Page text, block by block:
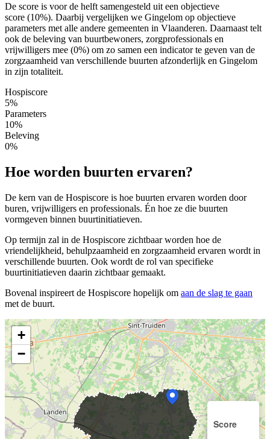
De score is voor de helft samengesteld uit een objectieve
score (10%). Daarbij vergelijken we Gingelom op objectieve
parameters met alle andere gemeenten in Vlaanderen. Daarnaast telt
ook de beleving van buurtbewoners, zorgprofessionals en
vrijwilligers mee (0%) om zo samen een indicator te geven van de
zorgzaamheid van verschillende buurten afzonderlijk en Gingelom
in zijn totaliteit.
Hospiscore
5%
Parameters
10%
Beleving
0%
Hoe worden buurten ervaren?
De kern van de Hospiscore is hoe buurten ervaren worden door
buren, vrijwilligers en professionals. Én hoe ze die buurten
vormgeven binnen buurtinitiatieven.
Op termijn zal in de Hospiscore zichtbaar worden hoe de
vriendelijkheid, behulpzaamheid en zorgzaamheid ervaren wordt in
verschillende buurten. Ook wordt de rol van specifieke
buurtinitiatieven daarin zichtbaar gemaakt.
Bovenal inspireert de Hospiscore hopelijk om aan de slag te gaan
met de buurt.
+
−
Score